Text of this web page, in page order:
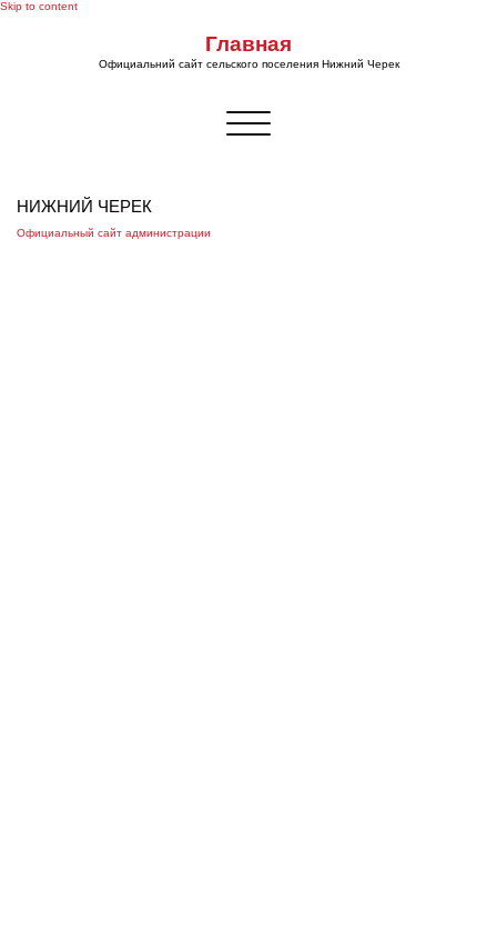
Skip to content
Главная
Официальний сайт сельского поселения Нижний Черек
Показать/
Скрыть
НИЖНИЙ ЧЕРЕК
Официальный сайт администрации